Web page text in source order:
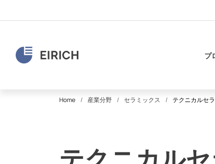
プ
Home 産業分野 セラミックス テクニカルセ